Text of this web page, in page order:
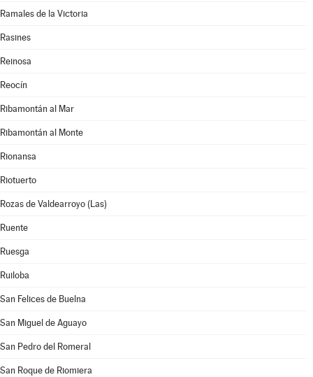
Ramales de la Victoria
Rasines
Reinosa
Reocín
Ribamontán al Mar
Ribamontán al Monte
Rionansa
Riotuerto
Rozas de Valdearroyo (Las)
Ruente
Ruesga
Ruiloba
San Felices de Buelna
San Miguel de Aguayo
San Pedro del Romeral
San Roque de Riomiera